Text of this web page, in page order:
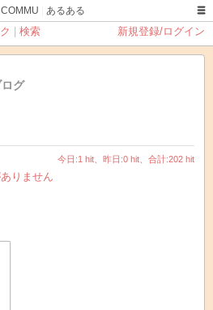
COMMU あるある
検索 新規登録/ログイン
グ
今日:1 hit、昨日:0 hit、合計:202 hit
りません